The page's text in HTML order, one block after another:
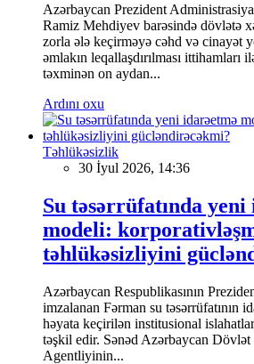
Azərbaycan Prezident
Ramiz Mehdiyev barəsində dövlətə
zorla ələ keçirməyə cəhd və cinayət
əmlakın leqallaşdırılması ittihamları
təxminən on aydan...
Ardını oxu
Təhlükəsizlik
30 İyul 2026, 14:36
Su təsərrüfatında yeni
modeli:
təhlükəsizliyini
Azərbaycan Respublikasının
imzalanan Fərman su təsərrüfatının
həyata keçirilən institusional
təşkil edir. Sənəd Azərbaycan Dövlət
Agentliyinin...